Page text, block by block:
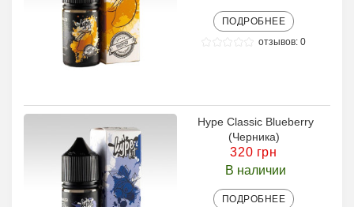
ПОДРОБНЕЕ
отзывов: 0
Hype Classic Blueberry
(Черника)
320 грн
В наличии
ПОДРОБНЕЕ